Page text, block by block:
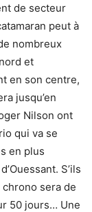
de secteur
peut à
nombreux
et
en son centre,
jusqu’en
Nilson ont
qui va se
en plus
S’ils
sera de
50 jours… Une